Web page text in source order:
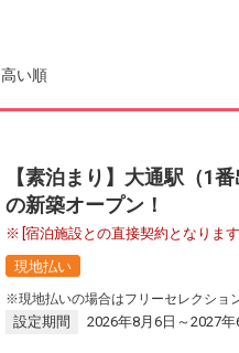
高い順
【素泊まり】大通駅（1
の新築オープン！
[宿泊施設との直接契約となります]
現地払い
※現地払いの場合はフリーセレクショ
設定期間 2026年8月6日～2027年